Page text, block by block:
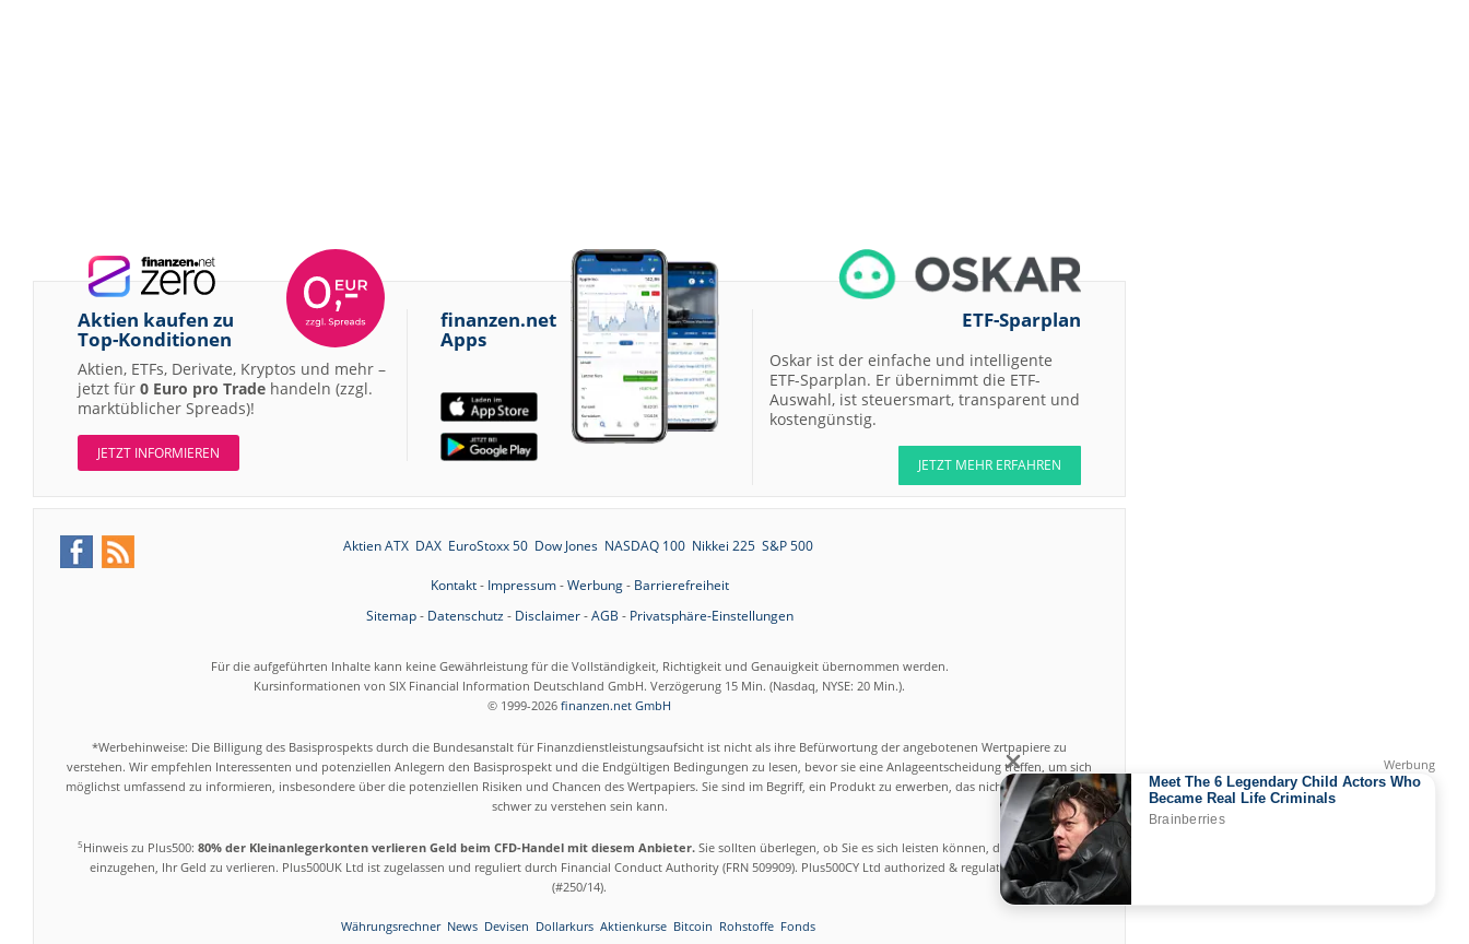
Aktien kaufen zu
Top-Konditionen
Aktien, ETFs, Derivate, Kryptos und mehr –
jetzt für 0 Euro pro Trade handeln (zzgl.
marktüblicher Spreads)!
JETZT INFORMIEREN
finanzen.net
Apps
ETF-Sparplan
Oskar ist der einfache und intelligente
ETF-Sparplan. Er übernimmt die ETF-
Auswahl, ist steuersmart, transparent und
kostengünstig.
JETZT MEHR ERFAHREN
Aktien ATX DAX EuroStoxx 50 Dow Jones NASDAQ 100 Nikkei 225 S&P 500
Kontakt- Impressum-Werbung- Barrierefreiheit
Sitemap- Datenschutz- Disclaimer-AGB - Privatsphäre-Einstellungen
Für die aufgeführten Inhalte kann keine Gewährleistung für die Vollständigkeit, Richtigkeit und Genauigkeit übernommen werden.
Kursinformationen von SIX Financial Information Deutschland GmbH. Verzögerung 15 Min. (Nasdaq, NYSE: 20 Min.).
© 1999-2026 finanzen.net GmbH
*Werbehinweise: Die Billigung des Basisprospekts durch die Bundesanstalt für Finanzdienstleistungsaufsicht ist nicht als ihre Befürwortung der angebotenen Wertpapiere zu
verstehen. Wir empfehlen Interessenten und potenziellen Anlegern den Basisprospekt und die Endgültigen Bedingungen zu lesen, bevor sie eine Anlageentscheidung treffen, um sich
möglichst umfassend zu informieren, insbesondere über die potenziellen Risiken und Chancen des Wertpapiers. Sie sind im Begriff, ein Produkt zu erwerben, das nicht einfach ist und
schwer zu verstehen sein kann.
5Hinweis zu Plus500: 80% der Kleinanlegerkonten verlieren Geld beim CFD-Handel mit diesem Anbieter.Sie sollten überlegen, ob Sie es sich leisten können, das hohe Risiko
einzugehen, Ihr Geld zu verlieren. Plus500UK Ltd ist zugelassen und reguliert durch Financial Conduct Authority (FRN 509909). Plus500CY Ltd authorized & regulated by CySEC
(#250/14).
Währungsrechner News Devisen Dollarkurs Aktienkurse Bitcoin Rohstoffe Fonds